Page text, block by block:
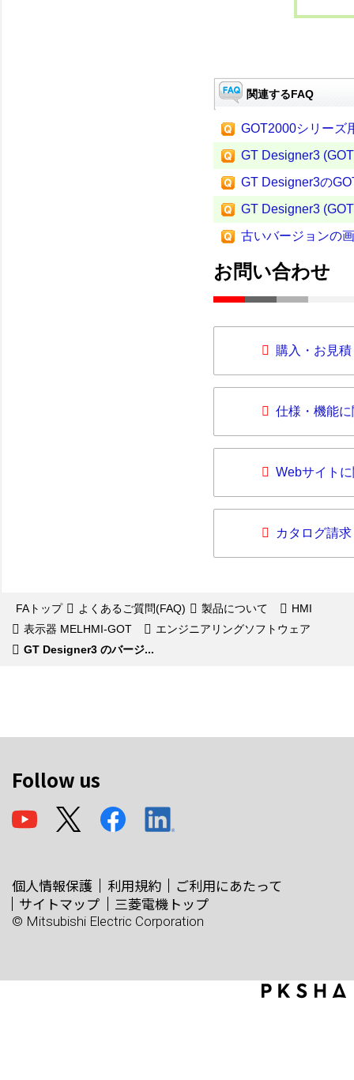
関連するFAQ
GOT2000シリーズ
GT Designer3
GT Designer3の
GT Designer3
古いバージョンの
お問い合わせ
購入・お見
仕様・機能
Webサイト
カタログ請求
FAトップ よくあるご質問(FAQ) 製品について
HMI
表示器 MELHMI-GOT
エンジニアリングソフトウェア
GT Designer3 のバージ...
Follow us
個人情報保護 利用規約
ご利用にあたって
サイトマップ
三菱電機トップ
© Mitsubishi Electric Corporation